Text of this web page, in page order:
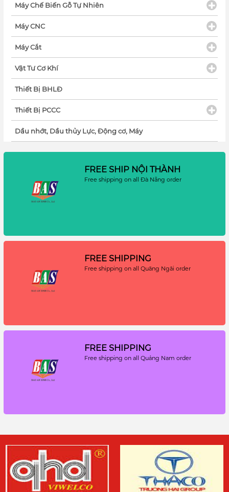
Máy Chế Biến Gỗ Tự Nhiên
Máy CNC
Máy Cắt
Vật Tư Cơ Khí
Thiết Bị BHLĐ
Thiết Bị PCCC
Dầu nhớt, Dầu thủy Lực, Động cơ, Máy
FREE SHIP NỘI THÀNH
Free shipping on all Đà Nẵng order
FREE SHIPPING
Free shipping on all Quãng Ngãi order
FREE SHIPPING
Free shipping on all Quảng Nam order